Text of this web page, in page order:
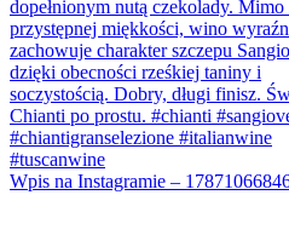
Wpis na Instagramie –